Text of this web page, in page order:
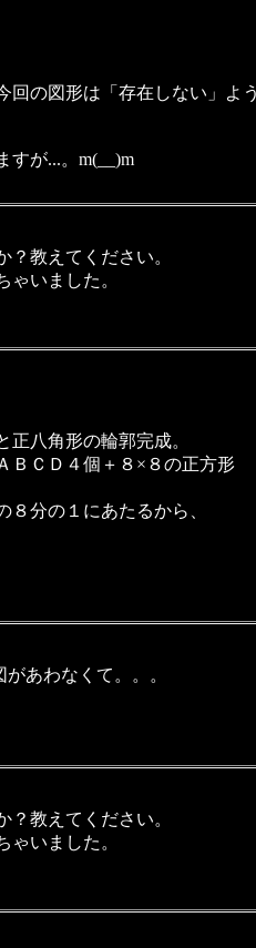
の図形は「存在しない」よ
が...。m(__)m
教えてください。
ゃいました。
正八角形の輪郭完成。
ＢＣＤ４個＋８×８の正方形
分の１にあたるから、
あわなくて。。。
教えてください。
ゃいました。